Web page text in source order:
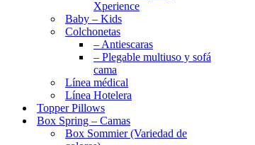
Xperience
Baby – Kids
Colchonetas
– Antiescaras
– Plegable multiuso y sofá
cama
Línea médical
Línea Hotelera
Topper Pillows
Box Spring – Camas
Box Sommier (Variedad de